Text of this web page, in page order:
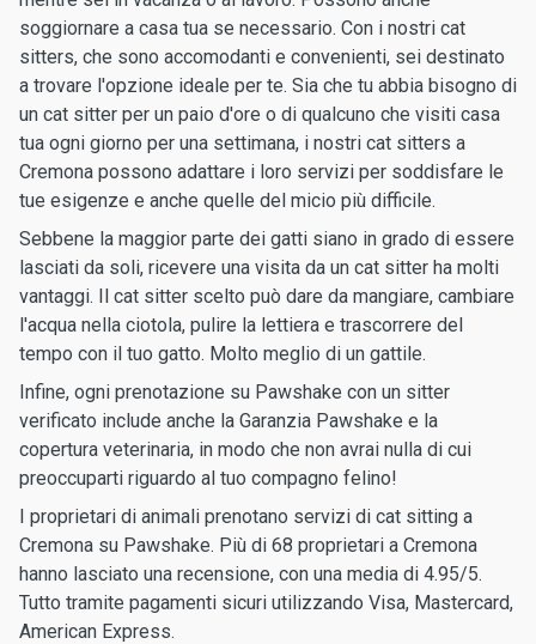
soggiornare a casa tua se necessario. Con i nostri cat
sitters, che sono accomodanti e convenienti, sei destinato
a trovare l'opzione ideale per te. Sia che tu abbia bisogno di
un cat sitter per un paio d'ore o di qualcuno che visiti casa
tua ogni giorno per una settimana, i nostri cat sitters a
Cremona possono adattare i loro servizi per soddisfare le
tue esigenze e anche quelle del micio più difficile.
Sebbene la maggior parte dei gatti siano in grado di essere
lasciati da soli, ricevere una visita da un cat sitter ha molti
vantaggi. Il cat sitter scelto può dare da mangiare, cambiare
l'acqua nella ciotola, pulire la lettiera e trascorrere del
tempo con il tuo gatto. Molto meglio di un gattile.
Infine, ogni prenotazione su Pawshake con un sitter
verificato include anche la Garanzia Pawshake e la
copertura veterinaria, in modo che non avrai nulla di cui
preoccuparti riguardo al tuo compagno felino!
I proprietari di animali prenotano servizi di cat sitting a
Cremona su Pawshake. Più di 68 proprietari a Cremona
hanno lasciato una recensione, con una media di 4.95/5.
Tutto tramite pagamenti sicuri utilizzando Visa, Mastercard,
American Express.